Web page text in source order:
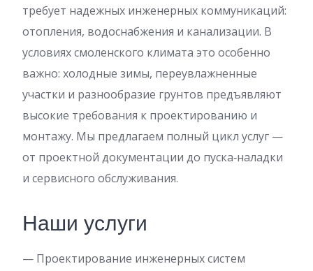
требует надежных инженерных коммуникаций:
отопления, водоснабжения и канализации. В
условиях смоленского климата это особенно
важно: холодные зимы, переувлажненные
участки и разнообразие грунтов предъявляют
высокие требования к проектированию и
монтажу. Мы предлагаем полный цикл услуг —
от проектной документации до пуска‑наладки
и сервисного обслуживания.
Наши услуги
— Проектирование инженерных систем